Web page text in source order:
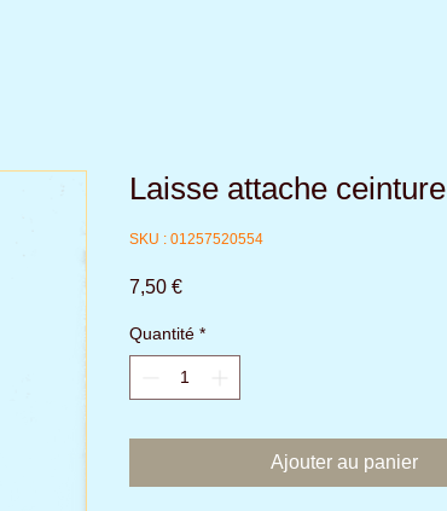
Laisse attache ceinture
SKU : 01257520554
7,50 €Prix
Quantité *
Ajouter au panier